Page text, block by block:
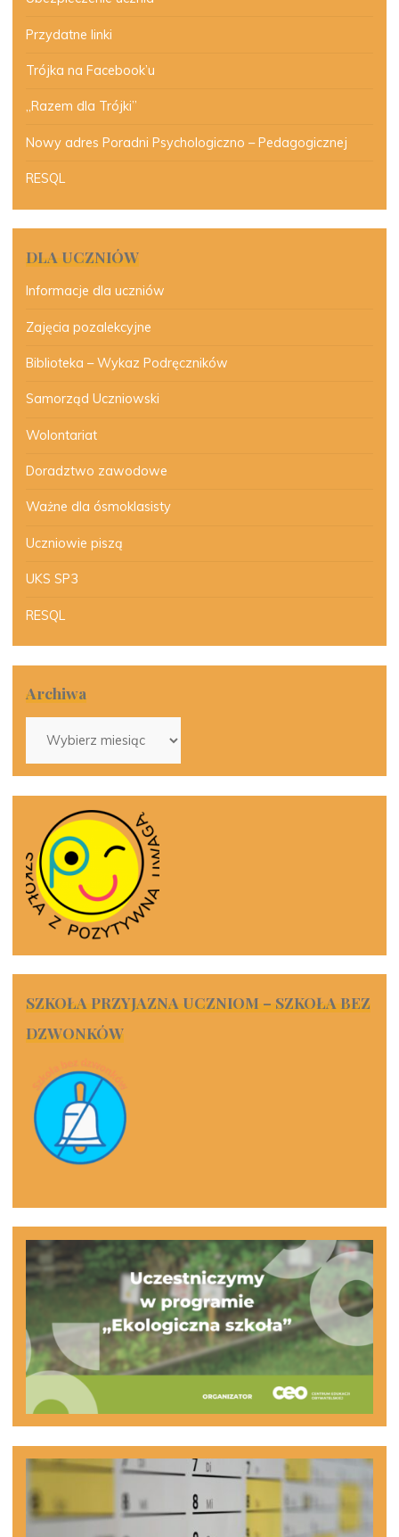
Przydatne linki
Trójka na Facebook’u
„Razem dla Trójki”
Nowy adres Poradni Psychologiczno – Pedagogicznej
RESQL
DLA UCZNIÓW
Informacje dla uczniów
Zajęcia pozalekcyjne
Biblioteka – Wykaz Podręczników
Samorząd Uczniowski
Wolontariat
Doradztwo zawodowe
Ważne dla ósmoklasisty
Uczniowie piszą
UKS SP3
RESQL
Archiwa
SZKOŁA PRZYJAZNA UCZNIOM – SZKOŁA BEZ
DZWONKÓW